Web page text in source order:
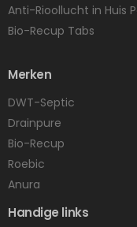
Anti-Rioollucht in Huis
Bio-Recup Tabs
Merken
DWT-Septic
Drainpure
Bio-Recup
Roebic
Anura
Handige links